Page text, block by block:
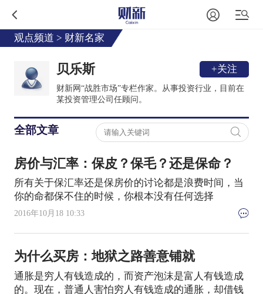
观点频道 > 财新名家
贝乐斯 +关注
财新网“战胜市场”专栏作家。从事投资行业，目前在
某投资管理公司任顾问。
全部文章
房价与汇率：保皮？保毛？还是保命？
所有关于保汇率还是保房价的讨论都是浪费时间，当
你的命都保不住的时候，你根本没有任何选择
2016年10月18 10:33
为什么买房：地狱之路善意铺就
通胀是穷人有钱造成的，而资产泡沫是富人有钱造成
的。现在，普通人害怕穷人有钱造成的通胀，却借钱